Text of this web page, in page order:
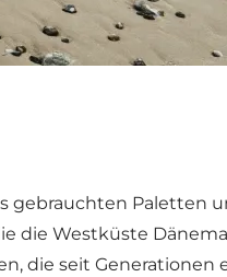
gebrauchten Paletten
die Westküste
die seit Generationen